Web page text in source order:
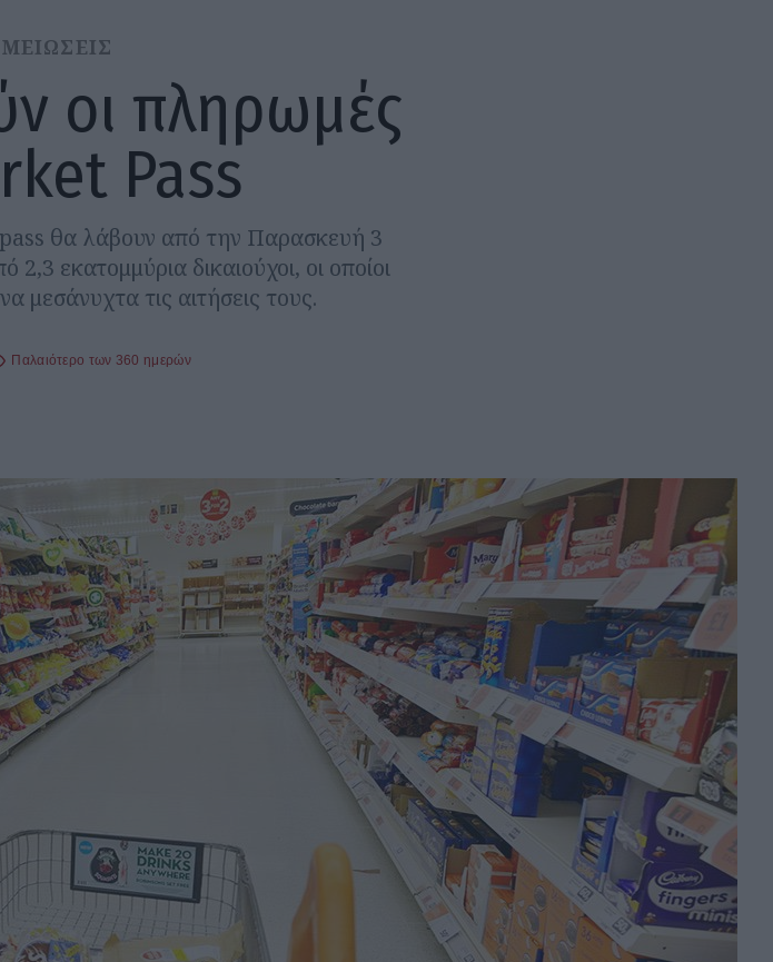
οι πληρωμές
Pass
θα λάβουν από την Παρασκευή 3
εκατομμύρια δικαιούχοι, οι οποίοι
μεσάνυχτα τις αιτήσεις τους.
Παλαιότερο των 360 ημερών